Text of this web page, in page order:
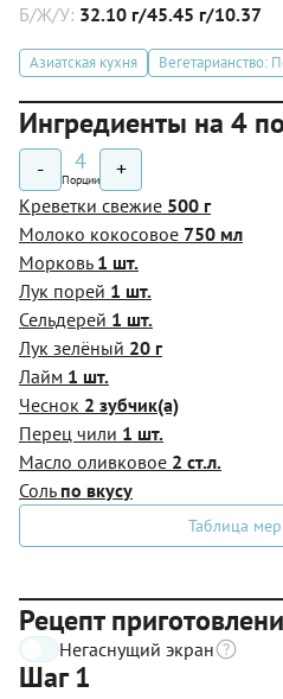
Б/Ж/У: 32.10 г/45.45 г/10.37
Азиатская кухня Вегетарианство:
Ингредиенты на 4
- 4
Порции +
Креветки свежие 500 г
Молоко кокосовое 750 мл
Морковь 1 шт.
Лук порей 1 шт.
Сельдерей 1 шт.
Лук зелёный 20 г
Лайм 1 шт.
Чеснок 2 зубчик(а)
Перец чили 1 шт.
Масло оливковое 2 ст.л.
Соль по вкусу
Таблица
Рецепт
Негаснущий экран
Шаг 1